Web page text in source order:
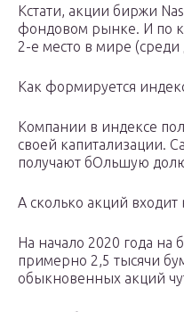
Кстати, акции биржи
фондовом рынке. И по
2-е место в мире (среди
Как формируется
Компании в индексе
своей капитализации.
получают бОльшую
А сколько акций входит
На начало 2020 года на
примерно 2,5 тысячи
обыкновенных акций